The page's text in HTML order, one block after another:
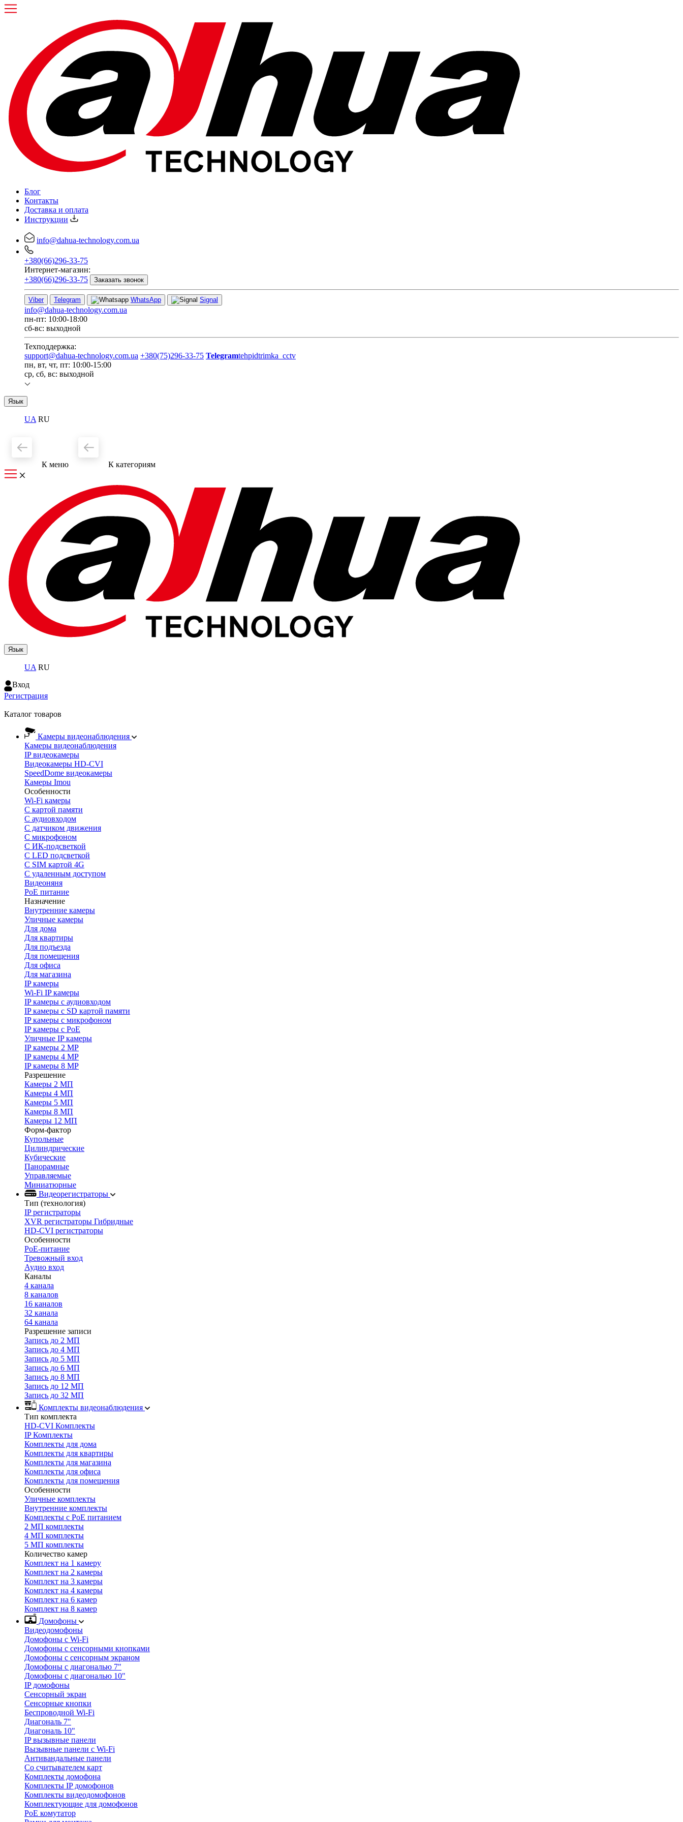
Блог
Контакты
Доставка и оплата
Инструкции
info@dahua-technology.com.ua
+380(66)296-33-75
Интернет-магазин:
+380(66)296-33-75
Заказать звонок
Viber Telegram WhatsApp Signal
info@dahua-technology.com.ua
пн-пт: 10:00-18:00
сб-вс: выходной
Техподдержка:
support@dahua-technology.com.ua +380(75)296-33-75 Telegramtehpidtrimka_cctv
пн, вт, чт, пт: 10:00-15:00
ср, сб, вс: выходной
Язык
UA RU
К меню К категориям
Язык
UA RU
Вход
Регистрация
Каталог товаров
Камеры видеонаблюдения
Камеры видеонаблюдения
IP видеокамеры
Видеокамеры HD-CVI
SpeedDome видеокамеры
Камеры Imou
Особенности
Wi-Fi камеры
С картой памяти
С аудиовходом
С датчиком движения
С микрофоном
С ИК-подсветкой
С LED подсветкой
C SIM картой 4G
C удаленным доступом
Видеоняня
PoE питание
Назначение
Внутренние камеры
Уличные камеры
Для дома
Для квартиры
Для подъезда
Для помещения
Для офиса
Для магазина
IP камеры
Wi-Fi IP камеры
IP камеры с аудиовходом
IP камеры с SD картой памяти
IP камеры с микрофоном
IP камеры с PoE
Уличные IP камеры
IP камеры 2 MP
IP камеры 4 MP
IP камеры 8 MP
Разрешение
Камеры 2 МП
Камеры 4 МП
Камеры 5 МП
Камеры 8 МП
Камеры 12 МП
Форм-фактор
Купольные
Цилиндрические
Кубические
Панорамные
Управляемые
Миниатюрные
Видеорегистраторы
Тип (технология)
IP регистраторы
XVR регистраторы Гибридные
HD-CVI регистраторы
Особенности
PoE-питание
Тревожный вход
Аудио вход
Каналы
4 канала
8 каналов
16 каналов
32 канала
64 канала
Разрешение записи
Запись до 2 МП
Запись до 4 МП
Запись до 5 МП
Запись до 6 МП
Запись до 8 МП
Запись до 12 МП
Запись до 32 МП
Комплекты видеонаблюдения
Тип комплекта
HD-CVI Комплекты
IP Комплекты
Комплекты для дома
Комплекты для квартиры
Комплекты для магазина
Комплекты для офиса
Комплекты для помещения
Особенности
Уличные комплекты
Внутренние комплекты
Комплекты с PoE питанием
2 МП комплекты
4 МП комплекты
5 МП комплекты
Количество камер
Комплект на 1 камеру
Комплект на 2 камеры
Комплект на 3 камеры
Комплект на 4 камеры
Комплект на 6 камер
Комплект на 8 камер
Домофоны
Видеодомофоны
Домофоны с Wi-Fi
Домофоны с сенсорными кнопками
Домофоны с сенсорным экраном
Домофоны с диагональю 7"
Домофоны с диагональю 10"
IP домофоны
Сенсорный экран
Сенсорные кнопки
Беспроводной Wi-Fi
Диагональ 7"
Диагональ 10"
IP вызывные панели
Вызывные панели с Wi-Fi
Антивандальные панели
Со считывателем карт
Комплекты домофона
Комплекты IP домофонов
Комплекты видеодомофонов
Комплектующие для домофонов
PoE комутатор